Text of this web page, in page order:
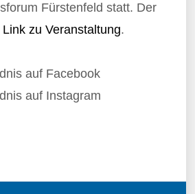
Fürstenfeld statt. Der
Link zu Veranstaltung.
auf Facebook
auf Instagram